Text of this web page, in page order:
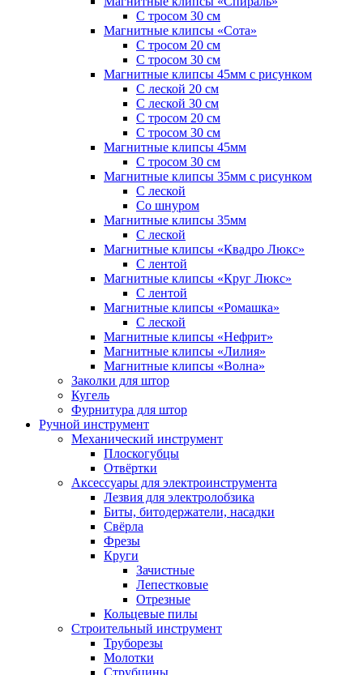
С тросом 30 см
Магнитные клипсы «Сота»
С тросом 20 см
С тросом 30 см
Магнитные клипсы 45мм с рисунком
С леской 20 см
С леской 30 см
С тросом 20 см
С тросом 30 см
Магнитные клипсы 45мм
С тросом 30 см
Магнитные клипсы 35мм с рисунком
С леской
Со шнуром
Магнитные клипсы 35мм
С леской
Магнитные клипсы «Квадро Люкс»
С лентой
Магнитные клипсы «Круг Люкс»
С лентой
Магнитные клипсы «Ромашка»
С леской
Магнитные клипсы «Нефрит»
Магнитные клипсы «Лилия»
Магнитные клипсы «Волна»
Заколки для штор
Кугель
Фурнитура для штор
Ручной инструмент
Механический инструмент
Плоскогубцы
Отвёртки
Аксессуары для электроинструмента
Лезвия для электролобзика
Биты, битодержатели, насадки
Свёрла
Фрезы
Круги
Зачистные
Лепестковые
Отрезные
Кольцевые пилы
Строительный инструмент
Труборезы
Молотки
Струбцины